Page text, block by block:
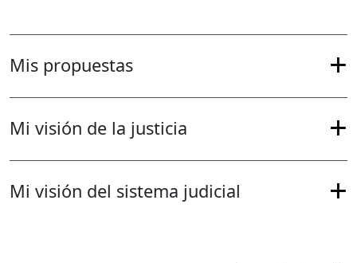
Mis propuestas
Mi visión de la justicia
Mi visión del sistema judicial